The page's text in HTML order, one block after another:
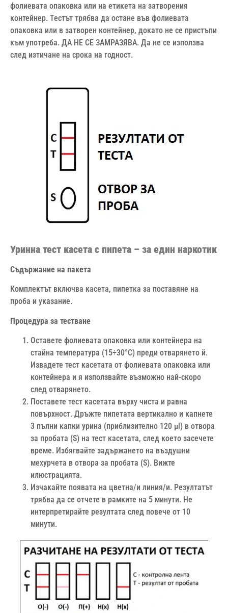
фолиевата опаковка или на етикета на затворения
контейнер. Тестът трябва да остане във фолиевата
опаковка или в затворен контейнер, докато не се пристъпи
към употреба. ДА НЕ СЕ ЗАМРАЗЯВА. Да не се използва
след изтичане на срока на годност.
Уринна тест касета с пипета – за един наркотик
Съдържание на пакета
Комплектът включва касета, пипетка за поставяне на
проба и указание.
Процедура за тестване
Оставете фолиевата опаковка или контейнера на
стайна температура (15÷30°С) преди отварянето й.
Извадете тест касетата от фолиевата опаковка или
контейнера и я използвайте възможно най-скоро
след отварянето.
Поставете тест касетата върху чиста и равна
повърхност. Дръжте пипетата вертикално и капнете
3 пълни капки урина (приблизително 120 μl) в отвора
за пробата (S) на тест касетата, след което засечете
време. Избягвайте задържането на въздушни
мехурчета в отвора за пробата (S). Вижте
илюстрацията.
Изчакайте появата на цветна/и линия/и. Резултатът
трябва да се отчете в рамките на 5 минути. Не
интерпретирайте резултата след повече от 10
минути.